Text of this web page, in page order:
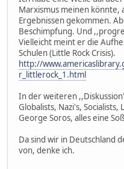
Marxismus meinen könnte,
Ergebnissen gekommen.
Beschimpfung. Und
Vielleicht meint er die
Schulen (Little Rock Crisis).
http://
r_littlerock_1.html
In der weiteren
Globalists, Nazi's, Socialists,
George Soros, alles eine
Da sind wir in Deutschland
von, denke ich.